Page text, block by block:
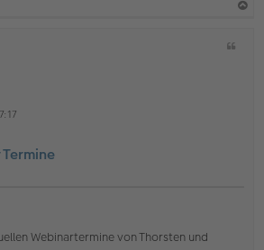
Termine
Webinartermine von Thorsten und